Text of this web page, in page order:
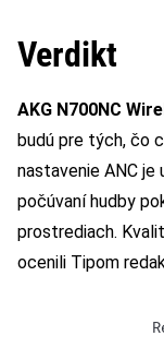
Verdikt
AKG N700NC
budú pre tých, čo
nastavenie ANC
počúvaní hudby
prostrediach.
ocenili Tipom